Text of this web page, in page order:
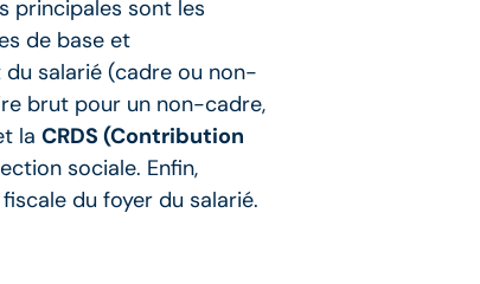
principales sont les
de base et
salarié (cadre ou non-
brut pour un non-cadre,
la CRDS (Contribution
sociale. Enfin,
du foyer du salarié.